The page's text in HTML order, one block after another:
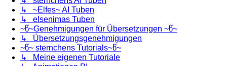
↳ ~Elfes~ AI Tuben
↳ elsenimas Tuben
~წ~Genehmigungen für Übersetzungen ~წ~
↳ Übersetzungsgenehmigungen
~წ~ sternchens Tutorials~წ~
↳ Meine eigenen Tutoriale